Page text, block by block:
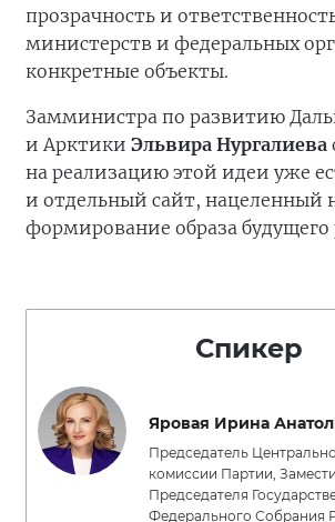
прозрачность и
министерств и федеральных
конкретные объекты.
Замминистра по развитию
и Арктики Эльвира Нургалиева
на реализацию этой идеи уже
и отдельный сайт, нацеленный
формирование образа будущего
Спикер
Яровая Ирина
Председатель
комиссии Партии,
Председателя
Федерального Собрания